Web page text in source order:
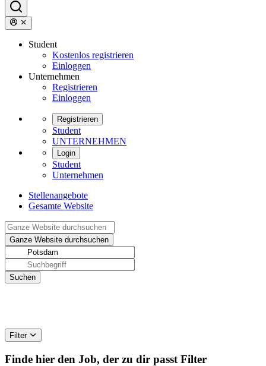
Student
Kostenlos registrieren
Einloggen
Unternehmen
Registrieren
Einloggen
Registrieren
Student
UNTERNEHMEN
Login
Student
Unternehmen
Stellenangebote
Gesamte Website
Filter
Finde hier den Job, der zu dir passt Filter